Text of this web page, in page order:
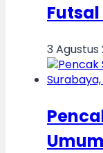
3 Agustus